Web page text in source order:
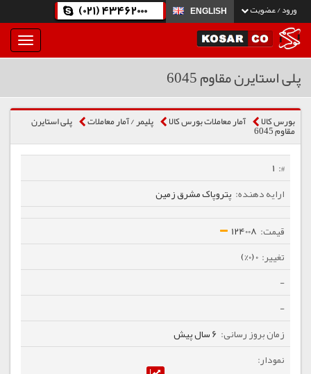
ورود / عضویت ENGLISH
(021) 43462000
بار
و
پلی استایرن مقاوم 6045
بورس کالا آمار معاملات بورس کالا پلیمر / آمار معاملات پلی استایرن
مقاوم 6045
1
پتروپاک مشرق زمین
124008
0 (0%)
-
-
6 سال پیش